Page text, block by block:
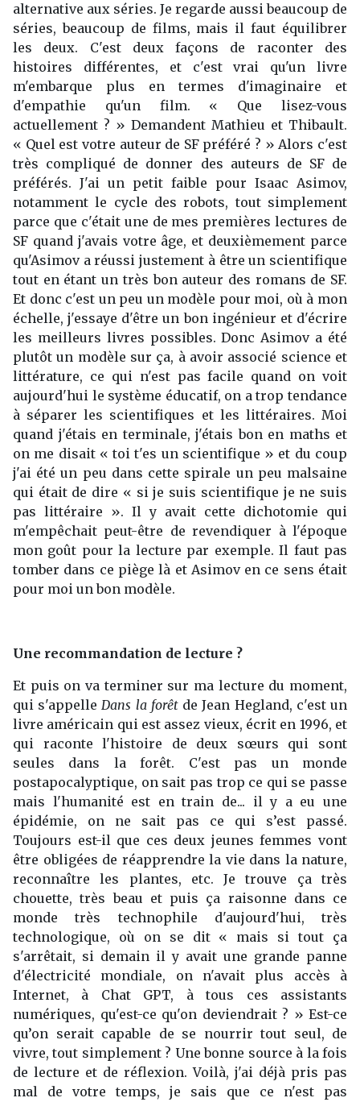
alternative aux séries. Je regarde aussi beaucoup de
séries, beaucoup de films, mais il faut équilibrer
les deux. C'est deux façons de raconter des
histoires différentes, et c'est vrai qu'un livre
m'embarque plus en termes d'imaginaire et
d'empathie qu'un film. « Que lisez-vous
actuellement ? » Demandent Mathieu et Thibault.
« Quel est votre auteur de SF préféré ? » Alors c'est
très compliqué de donner des auteurs de SF de
préférés. J'ai un petit faible pour Isaac Asimov,
notamment le cycle des robots, tout simplement
parce que c'était une de mes premières lectures de
SF quand j'avais votre âge, et deuxièmement parce
qu'Asimov a réussi justement à être un scientifique
tout en étant un très bon auteur des romans de SF.
Et donc c'est un peu un modèle pour moi, où à mon
échelle, j'essaye d'être un bon ingénieur et d'écrire
les meilleurs livres possibles. Donc Asimov a été
plutôt un modèle sur ça, à avoir associé science et
littérature, ce qui n'est pas facile quand on voit
aujourd'hui le système éducatif, on a trop tendance
à séparer les scientifiques et les littéraires. Moi
quand j'étais en terminale, j'étais bon en maths et
on me disait « toi t'es un scientifique » et du coup
j'ai été un peu dans cette spirale un peu malsaine
qui était de dire « si je suis scientifique je ne suis
pas littéraire ». Il y avait cette dichotomie qui
m'empêchait peut-être de revendiquer à l'époque
mon goût pour la lecture par exemple. Il faut pas
tomber dans ce piège là et Asimov en ce sens était
pour moi un bon modèle.
Une recommandation de lecture ?
Et puis on va terminer sur ma lecture du moment,
qui s'appelleDans la forêtde Jean Hegland, c'est un
livre américain qui est assez vieux, écrit en 1996, et
qui raconte l'histoire de deux sœurs qui sont
seules dans la forêt. C'est pas un monde
postapocalyptique, on sait pas trop ce qui se passe
mais l'humanité est en train de... il y a eu une
épidémie, on ne sait pas ce qui s’est passé.
Toujours est-il que ces deux jeunes femmes vont
être obligées de réapprendre la vie dans la nature,
reconnaître les plantes, etc. Je trouve ça très
chouette, très beau et puis ça raisonne dans ce
monde très technophile d'aujourd'hui, très
technologique, où on se dit « mais si tout ça
s'arrêtait, si demain il y avait une grande panne
d'électricité mondiale, on n'avait plus accès à
Internet, à Chat GPT, à tous ces assistants
numériques, qu'est-ce qu'on deviendrait ? » Est-ce
qu’on serait capable de se nourrir tout seul, de
vivre, tout simplement ? Une bonne source à la fois
de lecture et de réflexion. Voilà, j'ai déjà pris pas
mal de votre temps, je sais que ce n'est pas